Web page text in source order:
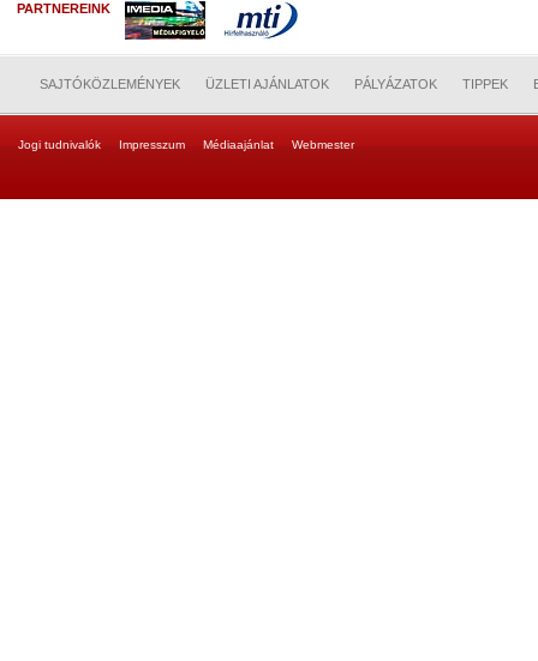
PARTNEREINK
SAJTÓKÖZLEMÉNYEK ÜZLETI AJÁNLATOK PÁLYÁZATOK TIPPEK
Jogi tudnivalók Impresszum Médiaajánlat Webmester